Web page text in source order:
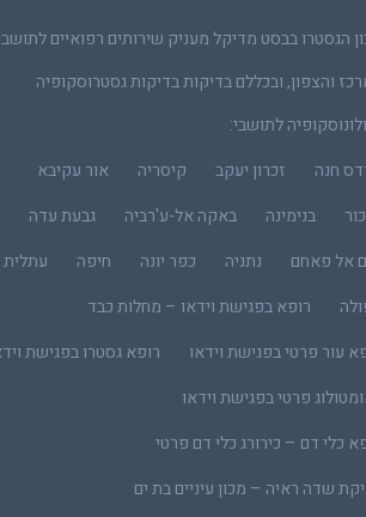
הגסטרו בבסט מדיקל מעניק שירותים רפואיים
והצפון, ובכללם בדיקות בדיקות גסטרוסקופיה
לתושבי:
חנה
זכרון יעקב קיסריה
אור עקיבא
בנימינה באקה אל-ע'רביה
גבעת עדה
אל פאחם
נתניה כפר יונה חיפה
עתלית
רופא בפגישת וידאו – מחלות כבד
עור פרטי בפגישת וידאו
רופא גסטרו בפגישת
פרטי בפגישת וידאו
כלי דם – כירורג כלי דם פרטי
שדה ראיה – מכון עיניים בת ים